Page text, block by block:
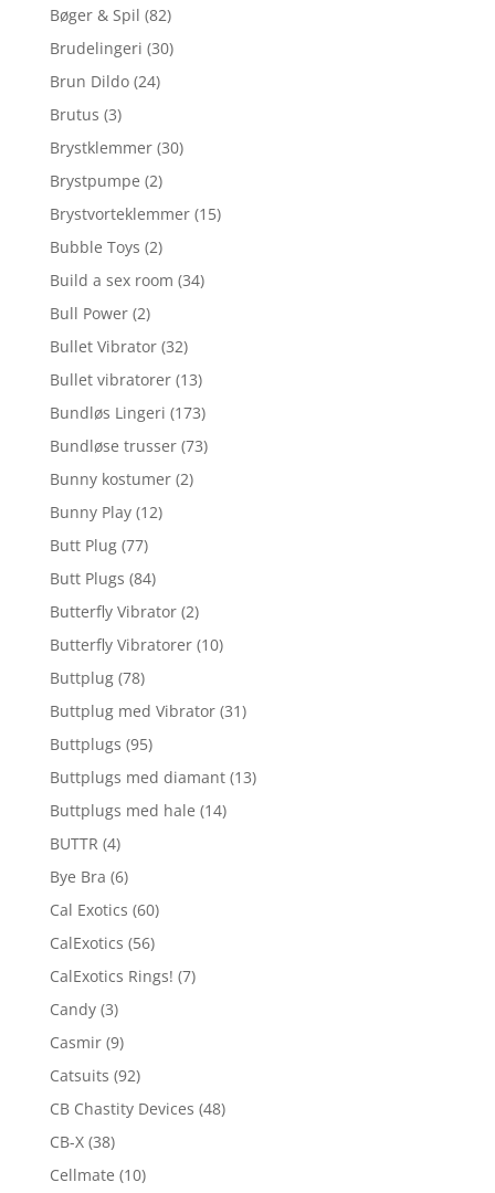
Bøger & Spil (82)
Brudelingeri (30)
Brun Dildo (24)
Brutus (3)
Brystklemmer (30)
Brystpumpe (2)
Brystvorteklemmer (15)
Bubble Toys (2)
Build a sex room (34)
Bull Power (2)
Bullet Vibrator (32)
Bullet vibratorer (13)
Bundløs Lingeri (173)
Bundløse trusser (73)
Bunny kostumer (2)
Bunny Play (12)
Butt Plug (77)
Butt Plugs (84)
Butterfly Vibrator (2)
Butterfly Vibratorer (10)
Buttplug (78)
Buttplug med Vibrator (31)
Buttplugs (95)
Buttplugs med diamant (13)
Buttplugs med hale (14)
BUTTR (4)
Bye Bra (6)
Cal Exotics (60)
CalExotics (56)
CalExotics Rings! (7)
Candy (3)
Casmir (9)
Catsuits (92)
CB Chastity Devices (48)
CB-X (38)
Cellmate (10)